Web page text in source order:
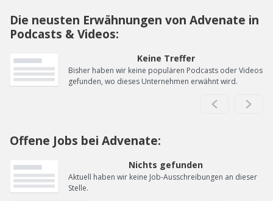
Die neusten Erwähnungen von Advenate in
Podcasts & Videos:
Keine Treffer
Bisher haben wir keine populären Podcasts oder Videos
gefunden, wo dieses Unternehmen erwähnt wird.
Offene Jobs bei Advenate:
Nichts gefunden
Aktuell haben wir keine Job-Ausschreibungen an dieser
Stelle.